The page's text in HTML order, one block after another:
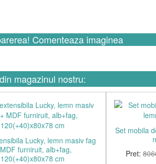
Comenteaza imaginea
magazinul nostru:
Lucky, lemn masiv fag
furniruit, alb+fag,
120(+40)x80x78 cm
Set mobila
Pret: